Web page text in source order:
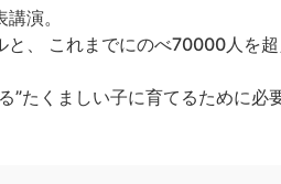
演。
、 これまでにのべ70000人を超
たくましい子に育てるために必